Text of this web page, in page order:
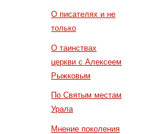
О писателях и не
только
О таинствах
церкви с Алексеем
Рыжковым
По Святым местам
Урала
Мнение поколения